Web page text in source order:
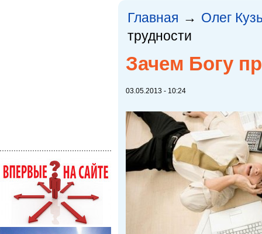
Главная → Олег
трудности
Зачем Богу
03.05.2013 - 10:24